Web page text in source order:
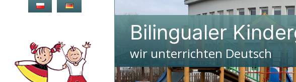
springen
Bilingualer
wir unterrichten Deutsch